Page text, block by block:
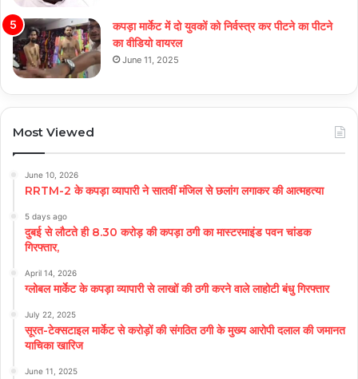
कपड़ा मार्केट में दो युवकों को निर्वस्त्र कर पीटने का पीटने
का वीडियो वायरल
June 11, 2025
Most Viewed
June 10, 2026
RRTM-2 के कपड़ा व्यापारी ने सातवीं मंजिल से छलांग लगाकर की आत्महत्या
5 days ago
दुबई से लौटते ही 8.30 करोड़ की कपड़ा ठगी का मास्टरमाइंड पवन चांडक
गिरफ्तार,
April 14, 2026
ग्लोबल मार्केट के कपड़ा व्यापारी से लाखों की ठगी करने वाले लाहोटी बंधु गिरफ्तार
July 22, 2025
सूरत-टेक्सटाइल मार्केट से करोड़ों की संगठित ठगी के मुख्य आरोपी दलाल की जमानत
याचिका खारिज
June 11, 2025